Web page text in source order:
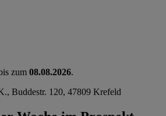
zum 08.08.2026.
Buddestr. 120, 47809 Krefeld